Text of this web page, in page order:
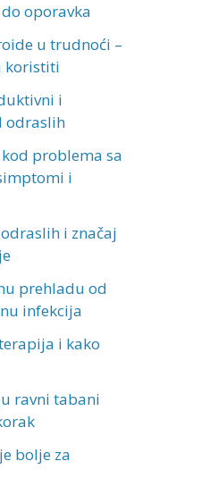
oporavka
u trudnoći –
koristiti
i
odraslih
problema sa
i
i značaj
prehladu od
infekcija
i kako
ravni tabani
bolje za